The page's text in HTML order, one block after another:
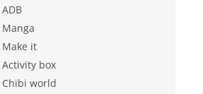
ADB
Manga
Make it
Activity box
Chibi world